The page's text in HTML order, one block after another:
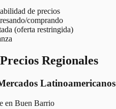
de precios
comprando
(oferta restringida)
Regionales
Latinoamericanos
en Buen Barrio